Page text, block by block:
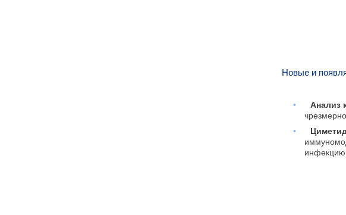
Новые и
• Анализ
•
инфекцию.